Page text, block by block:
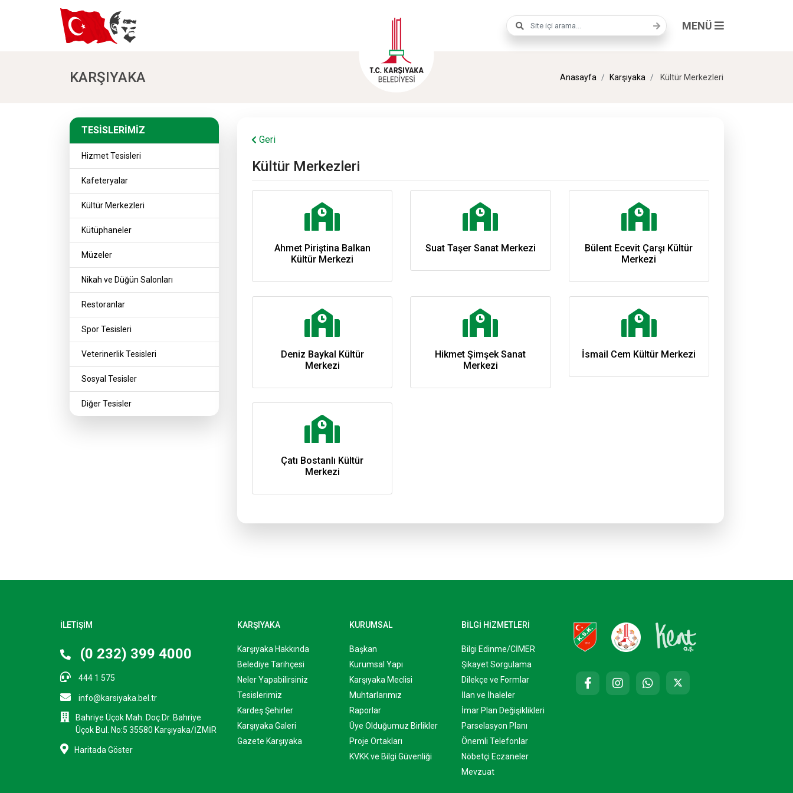
Arama terimi MENÜ
KARŞIYAKA Anasayfa Karşıyaka Kültür Merkezleri
TESİSLERİMİZ
TESİSLERİMİZ
Hizmet Tesisleri
Kafeteryalar
Kültür Merkezleri
Kütüphaneler
Müzeler
Nikah ve Düğün Salonları
Restoranlar
Spor Tesisleri
Veterinerlik Tesisleri
Sosyal Tesisler
Diğer Tesisler
Geri
Kültür Merkezleri
Ahmet Piriştina Balkan
Kültür Merkezi
Suat Taşer Sanat Merkezi
Bülent Ecevit Çarşı Kültür
Merkezi
Deniz Baykal Kültür
Merkezi
Hikmet Şimşek Sanat
Merkezi
İsmail Cem Kültür Merkezi
Çatı Bostanlı Kültür
Merkezi
İLETİŞİM
(0 232) 399 4000
444 1 575
info@karsiyaka.bel.tr
Bahriye Üçok Mah. Doç.Dr. Bahriye
Üçok Bul. No:5 35580 Karşıyaka/İZMİR
Haritada Göster
KARŞIYAKA
Karşıyaka Hakkında
Belediye Tarihçesi
Neler Yapabilirsiniz
Tesislerimiz
Kardeş Şehirler
Karşıyaka Galeri
Gazete Karşıyaka
KURUMSAL
Başkan
Kurumsal Yapı
Karşıyaka Meclisi
Muhtarlarımız
Raporlar
Üye Olduğumuz Birlikler
Proje Ortakları
KVKK ve Bilgi Güvenliği
BİLGİ HİZMETLERİ
Bilgi Edinme/CİMER
Şikayet Sorgulama
Dilekçe ve Formlar
İlan ve İhaleler
İmar Plan Değişiklikleri
Parselasyon Planı
Önemli Telefonlar
Nöbetçi Eczaneler
Mevzuat